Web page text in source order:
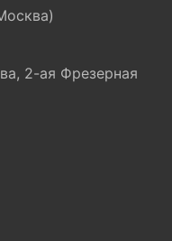
2-ая Фрезерная